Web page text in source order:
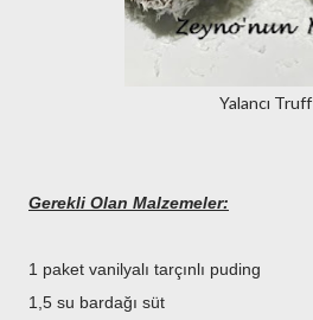
Yalancı Truff
Gerekli Olan Malzemeler:
1 paket vanilyalı tarçınlı puding
1,5 su bardağı süt